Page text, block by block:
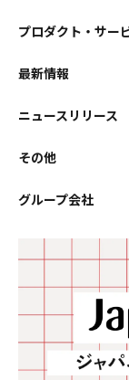
プロダクト・サー
最新情報
ニュースリリース
その他
グループ会社